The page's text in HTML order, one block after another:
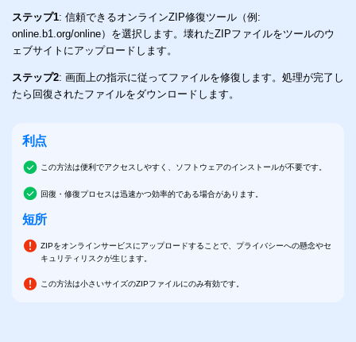
ステップ1: 信頼できるオンラインZIP修復ツール（例:
online.b1.org/online）を選択します。壊れたZIPファイルをツールのウ
ェブサイトにアップロードします。
ステップ2: 画面上の指示に従ってファイルを修復します。処理が完了し
たら回復されたファイルをダウンロードします。
利点
この方法は便利でアクセスしやすく、ソフトウェアのインストールが不要です。
回復・修復プロセスは迅速かつ効率的である場合があります。
短所
ZIPをオンラインサービスにアップロードすることで、プライバシーへの懸念やセ
キュリティリスクが生じます。
この方法は小さいサイズのZIPファイルにのみ有効です。